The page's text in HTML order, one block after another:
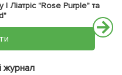
Ліатріс "Rose Purple" та
журнал